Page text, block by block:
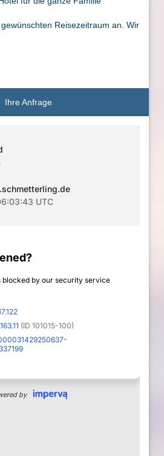
Reisezeitraum an. Wir
Ihre Anfrage